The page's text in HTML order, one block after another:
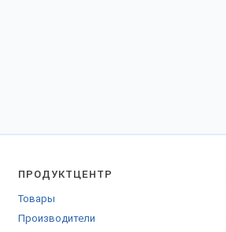
ПРОДУКТЦЕНТР
Товары
Производители